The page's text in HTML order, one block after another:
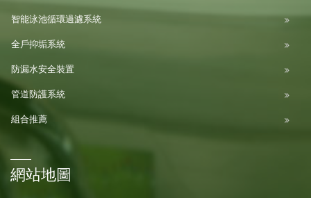
智能泳池循環過濾系統
全戶抑垢系統
防漏水安全裝置
管道防護系統
組合推薦
網站地圖